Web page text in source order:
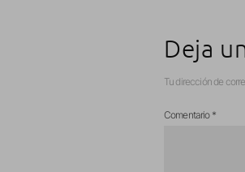
Deja
Tu dirección de
Comentario *